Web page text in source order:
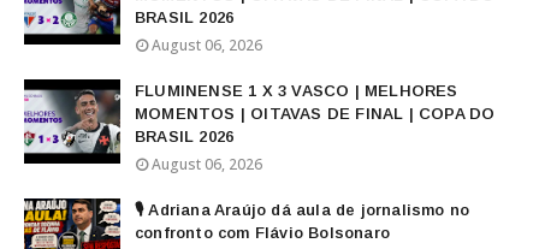
BRASIL 2026
August 06, 2026
FLUMINENSE 1 X 3 VASCO | MELHORES
MOMENTOS | OITAVAS DE FINAL | COPA DO
BRASIL 2026
August 06, 2026
🎙️ Adriana Araújo dá aula de jornalismo no
confronto com Flávio Bolsonaro